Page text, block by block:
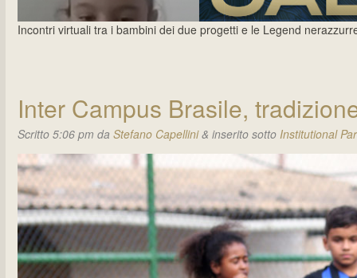
Incontri virtuali tra i bambini dei due progetti e le Legend
Inter Campus Brasile,
Scritto 5:06 pm da Stefano Capellini & inserito sotto Institutional